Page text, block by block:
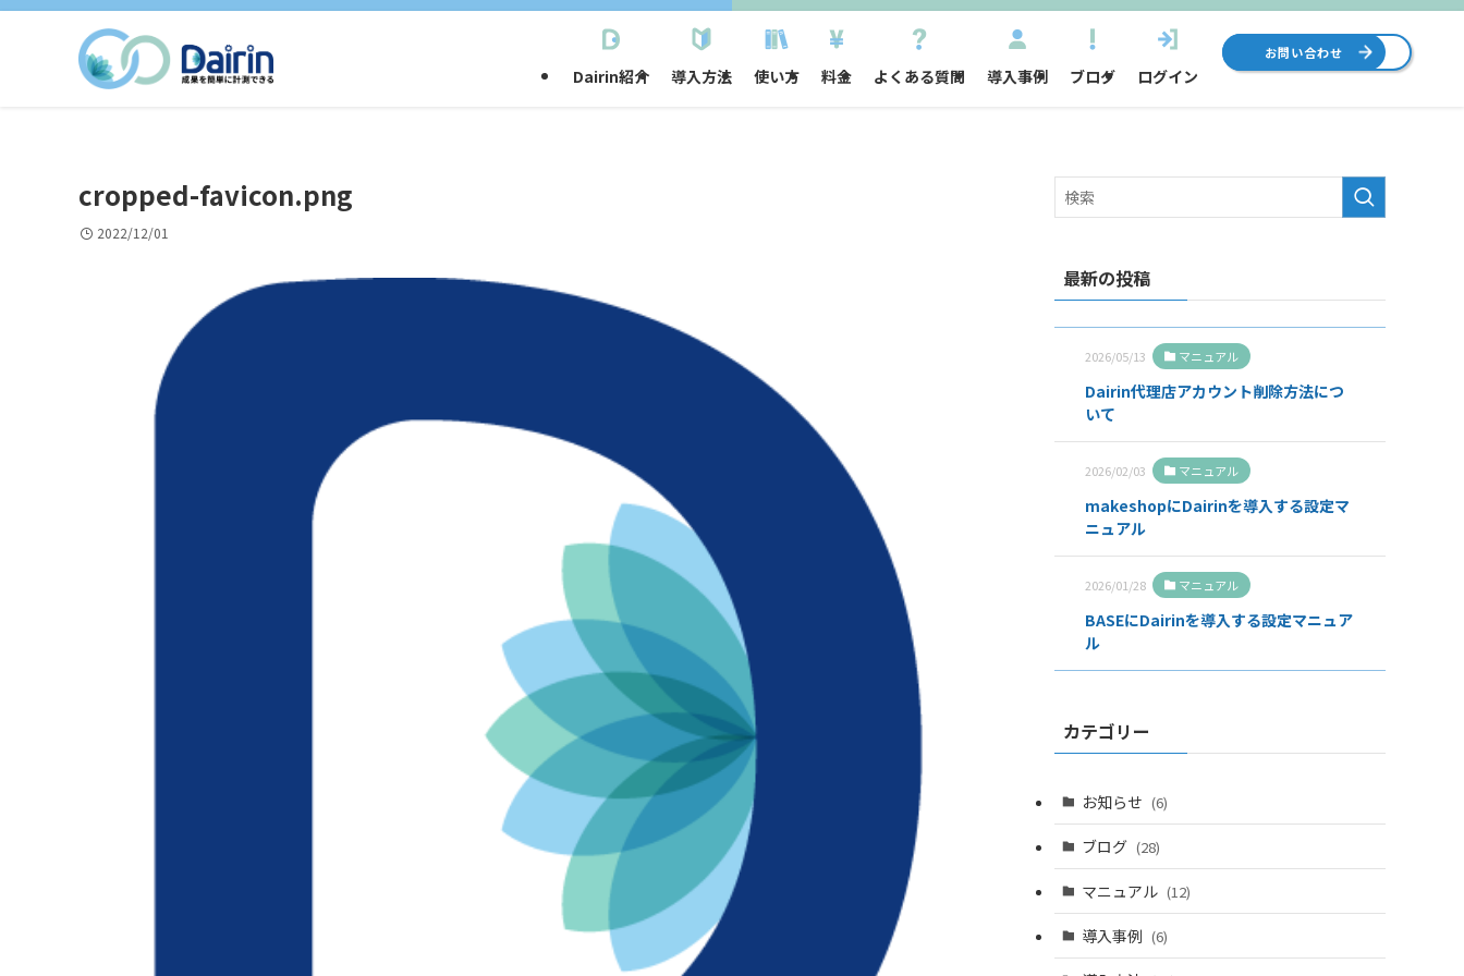
Dairin紹介 導入方法 使い方 料金 よくある質問 導入事例 ブログ ログイン
お問い合わせ
cropped-favicon.png
2022/12/01
最新の投稿
2026/05/13 マニュアル
Dairin代理店アカウント削除方法につ
いて
2026/02/03 マニュアル
makeshopにDairinを導入する設定マ
ニュアル
2026/01/28 マニュアル
BASEにDairinを導入する設定マニュア
ル
カテゴリー
お知らせ (6)
ブログ (28)
マニュアル (12)
導入事例 (6)